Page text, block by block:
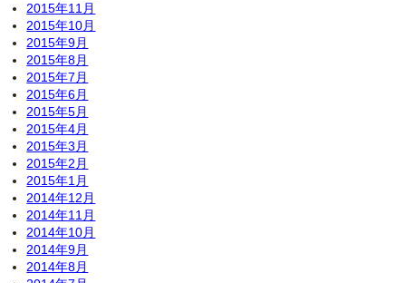
2015年11月
2015年10月
2015年9月
2015年8月
2015年7月
2015年6月
2015年5月
2015年4月
2015年3月
2015年2月
2015年1月
2014年12月
2014年11月
2014年10月
2014年9月
2014年8月